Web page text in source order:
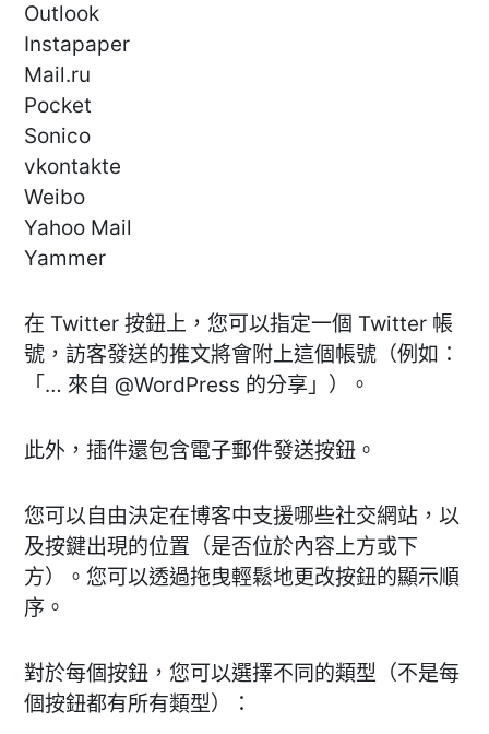
Outlook
Instapaper
Mail.ru
Pocket
Sonico
vkontakte
Weibo
Yahoo Mail
Yammer
在 Twitter 按鈕上，您可以指定一個 Twitter 帳
號，訪客發送的推文將會附上這個帳號（例如：
「… 來自 @WordPress 的分享」）。
此外，插件還包含電子郵件發送按鈕。
您可以自由決定在博客中支援哪些社交網站，以
及按鍵出現的位置（是否位於內容上方或下
方）。您可以透過拖曳輕鬆地更改按鈕的顯示順
序。
對於每個按鈕，您可以選擇不同的類型（不是每
個按鈕都有所有類型）：